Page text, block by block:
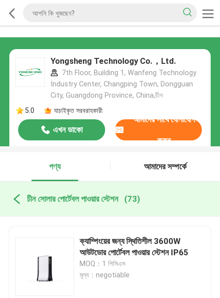
Yongsheng Technology Co.，Ltd.
7th Floor, Building 1, Wanfeng Technology
Industry Center, Changping Town, Dongguan
City, Guangdong Province, China,চীন
5.0
যাচাইকৃত সরবরাহকারী
এখন ডাকো
আমাদের সাথে যোগাযোগ
করুন
পণ্য আমাদের সম্পর্কে
চীন সোলার পোর্টেবল পাওয়ার স্টেশন (73)
ক্যাম্পিংয়ের জন্য স্থিতিশীল 3600W
আউটডোর পোর্টেবল পাওয়ার স্টেশন IP65
MOQ：1 পিসিএস
মূল্য：negotiable